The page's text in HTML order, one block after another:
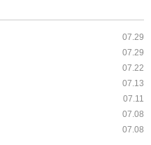
07.29
07.29
07.22
07.13
07.11
07.08
07.08